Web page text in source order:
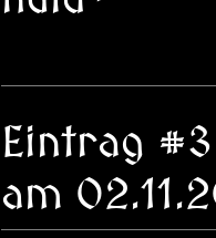
Eintrag
am